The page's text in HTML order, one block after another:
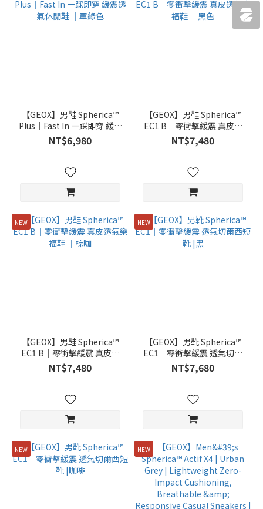
【GEOX】男鞋 Spherica™
Plus｜Fast In 一踩即穿 緩震
透氣休閒鞋 ｜軍綠色
NT$6,980
【GEOX】男鞋 Spherica™
EC1 B｜零衝擊緩震 真皮透
氣樂福鞋 ｜黑色
NT$7,480
NEW
【GEOX】男鞋 Spherica™
EC1 B｜零衝擊緩震 真皮透
氣樂福鞋 ｜棕咖
NT$7,480
NEW
【GEOX】男靴 Spherica™
EC1｜零衝擊緩震 透氣切爾
西短靴 |黑
NT$7,680
NEW NEW